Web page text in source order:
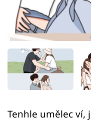
Sledujte prima+
Přihlášení
Sledujte nás
Tenhle umělec ví,